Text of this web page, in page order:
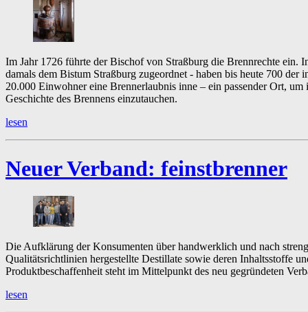
Im Jahr 1726 führte der Bischof von Straßburg die Brennrechte ein.
damals dem Bistum Straßburg zugeordnet - haben bis heute 700 der
20.000 Einwohner eine Brennerlaubnis inne – ein passender Ort, um
Geschichte des Brennens einzutauchen.
lesen
Neuer Verband: feinstbrenner
Die Aufklärung der Konsumenten über handwerklich und nach
Qualitätsrichtlinien hergestellte Destillate sowie deren Inhaltsstoffe
Produktbeschaffenheit steht im Mittelpunkt des neu gegründeten
lesen